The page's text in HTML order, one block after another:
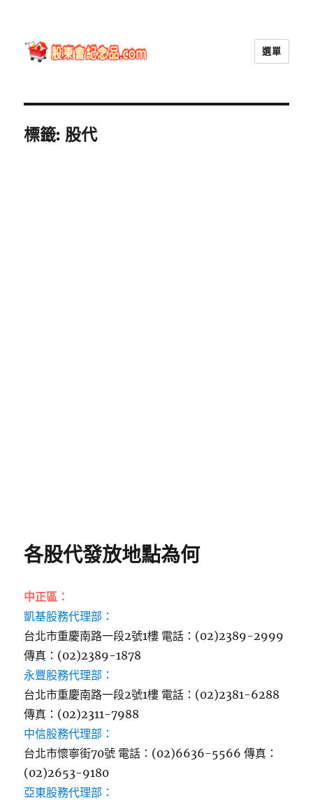
選單
標籤: 股代
各股代發放地點為何
中正區：
凱基股務代理部：
台北市重慶南路一段2號1樓 電話：(02)2389-2999
傳真：(02)2389-1878
永豐股務代理部：
台北市重慶南路一段2號1樓 電話：(02)2381-6288
傳真：(02)2311-7988
中信股務代理部：
台北市懷寧街70號 電話：(02)6636-5566 傳真：
(02)2653-9180
亞東股務代理部：